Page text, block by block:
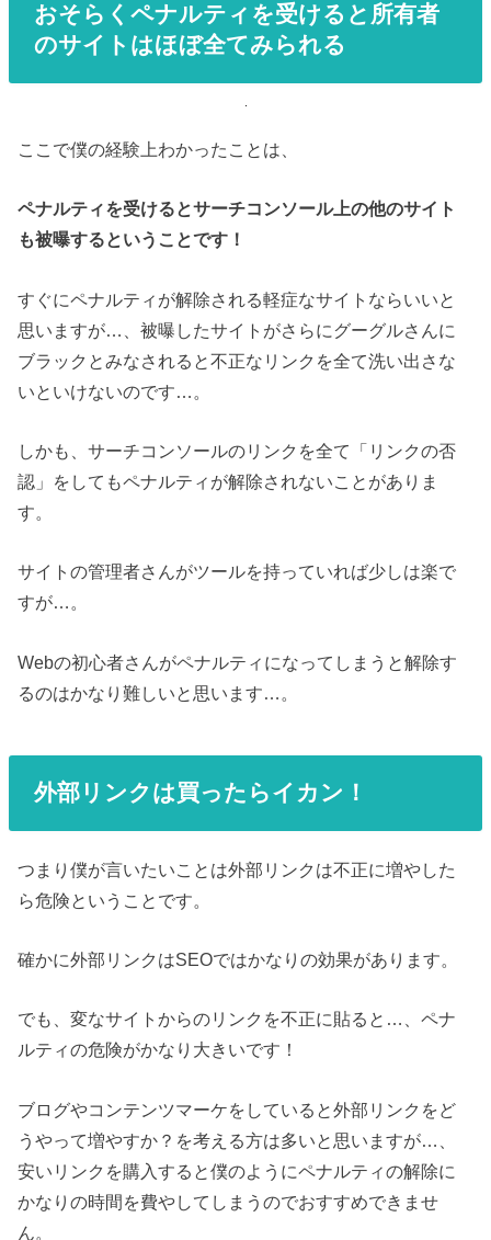
おそらくペナルティを受けると所有者
のサイトはほぼ全てみられる
ここで僕の経験上わかったことは、
ペナルティを受けるとサーチコンソール上の他のサイト
も被曝するということです！
すぐにペナルティが解除される軽症なサイトならいいと
思いますが…、被曝したサイトがさらにグーグルさんに
ブラックとみなされると不正なリンクを全て洗い出さな
いといけないのです…。
しかも、サーチコンソールのリンクを全て「リンクの否
認」をしてもペナルティが解除されないことがありま
す。
サイトの管理者さんがツールを持っていれば少しは楽で
すが…。
Webの初心者さんがペナルティになってしまうと解除す
るのはかなり難しいと思います…。
外部リンクは買ったらイカン！
つまり僕が言いたいことは外部リンクは不正に増やした
ら危険ということです。
確かに外部リンクはSEOではかなりの効果があります。
でも、変なサイトからのリンクを不正に貼ると…、ペナ
ルティの危険がかなり大きいです！
ブログやコンテンツマーケをしていると外部リンクをど
うやって増やすか？を考える方は多いと思いますが…、
安いリンクを購入すると僕のようにペナルティの解除に
かなりの時間を費やしてしまうのでおすすめできませ
ん。